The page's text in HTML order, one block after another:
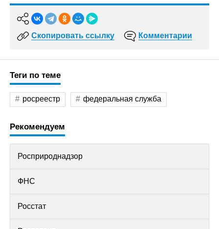
Скопировать ссылку Комментарии
Теги по теме
росреестр федеральная служба
Рекомендуем
Росприроднадзор
ФНС
Росстат